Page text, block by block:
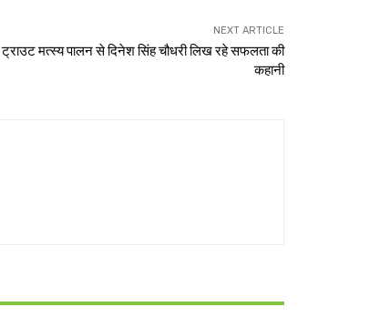
NEXT ARTICLE
ट्राउट मत्स्य पालन से दिनेश सिंह चौधरी लिख रहे सफलता की
कहानी